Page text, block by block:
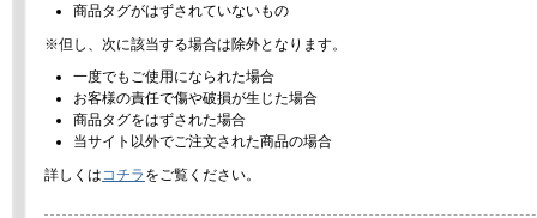
商品タグがはずされていないもの
※但し、次に該当する場合は除外となります。
一度でもご使用になられた場合
お客様の責任で傷や破損が生じた場合
商品タグをはずされた場合
当サイト以外でご注文された商品の場合
詳しくは コチラ をご覧ください。